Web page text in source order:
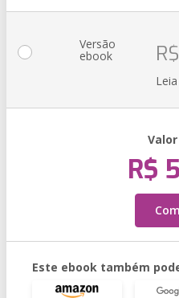
Versão
ebook
R$
Este ebook também